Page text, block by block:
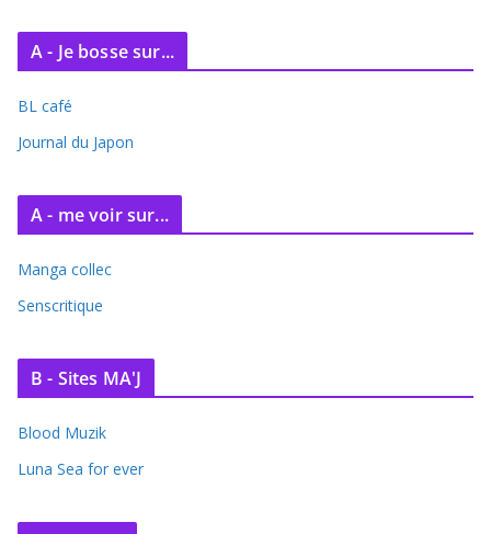
A - Je bosse sur...
BL café
Journal du Japon
A - me voir sur...
Manga collec
Senscritique
B - Sites MA'J
Blood Muzik
Luna Sea for ever